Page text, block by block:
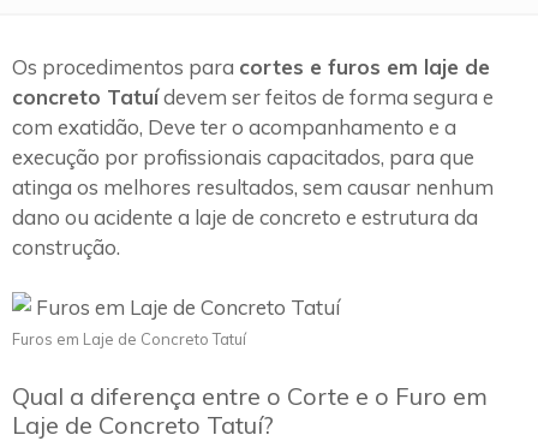
Os procedimentos para cortes e furos em laje de
concreto Tatuídevem ser feitos de forma segura e
com exatidão, Deve ter o acompanhamento e a
execução por profissionais capacitados, para que
atinga os melhores resultados, sem causar nenhum
dano ou acidente a laje de concreto e estrutura da
construção.
Furos em Laje de Concreto Tatuí
Qual a diferença entre o Corte e o Furo em
Laje de Concreto Tatuí?